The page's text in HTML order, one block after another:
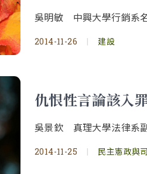
吳明敏 中興大學行銷系
2014-11-26 | 建設
仇恨性言論該入
吳景欽 真理大學法律系
2014-11-25 | 民主憲政與